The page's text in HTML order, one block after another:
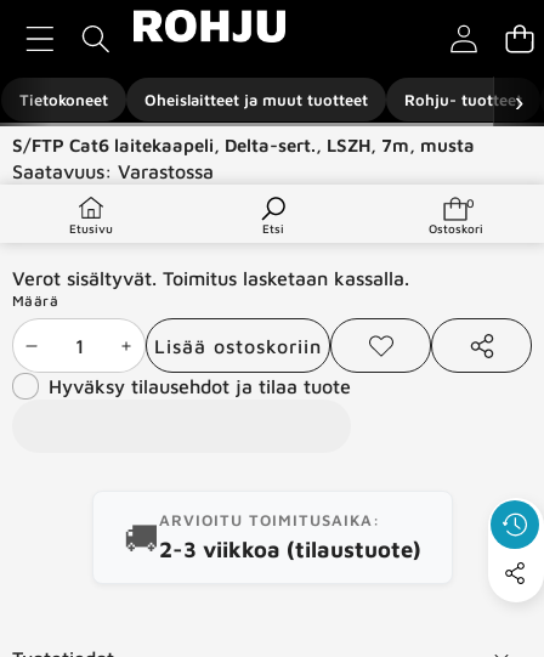
Tietokoneet Oheislaitteet ja muut tuotteet Rohju- tuotteet
›
Etusivu Etsi
0
0
Ostoskori
Siirry tuotetietoihin
S/FTP Cat6 laitekaapeli, Delta-sert., LSZH, 7m, musta
Saatavuus: Varastossa
Tuotetyyppi:
€10,00
Verot sisältyvät. Toimitus lasketaan kassalla.
Määrä
Vähennä
määrää
Lisää
määrää
Lisää ostoskoriin
Lisää
toivelistaan
Jaa
Hyväksy tilausehdot ja tilaa tuote
🚚ARVIOITU TOIMITUSAIKA:
2-3 viikkoa (tilaustuote)